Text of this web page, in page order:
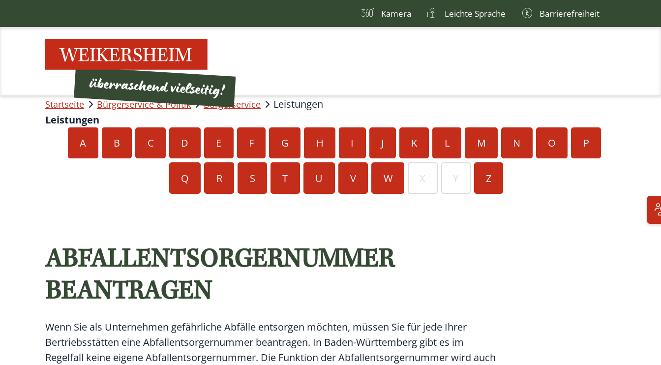
Kamera Leichte Sprache Barrierefreiheit
Startseite Bürgerservice & Politik Bürgerservice
Leistungen
Leistungen
A
B C D E F G H I J K L M N O P
Q R S T U V W X Y Z
ABFALLENTSORGERNUMMER
BEANTRAGEN
Wenn Sie als Unternehmen gefährliche Abfälle entsorgen möchten, müssen Sie für jede Ihrer
Bertriebsstätten eine Abfallentsorgernummer beantragen. In Baden-Württemberg gibt es im
Regelfall keine eigene Abfallentsorgernummer. Die Funktion der Abfallentsorgernummer wird auch